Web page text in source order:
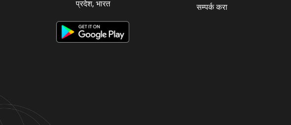
प्रदेश, भारत
सम्पर्क करा